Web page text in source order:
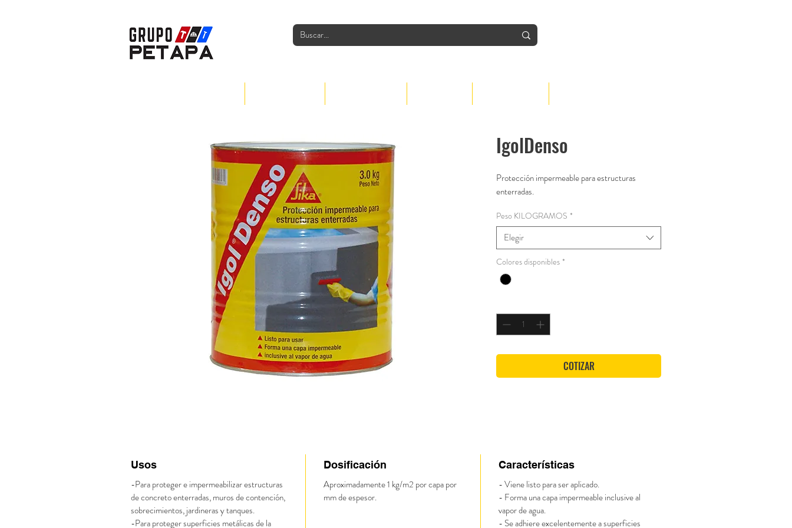
IgolDenso
Protección impermeable para estructuras
enterradas.
Peso KILOGRAMOS *
Elegir
Colores disponibles *
COTIZAR
Usos
-Para proteger e impermeabilizar estructuras
de concreto enterradas, muros de contención,
sobrecimientos, jardineras y tanques.
-Para proteger superficies metálicas de la
Dosificación
Aproximadamente 1 kg/m2 por capa por
mm de espesor.
Características
- Viene listo para ser aplicado.
- Forma una capa impermeable inclusive al
vapor de agua.
- Se adhiere excelentemente a superficies